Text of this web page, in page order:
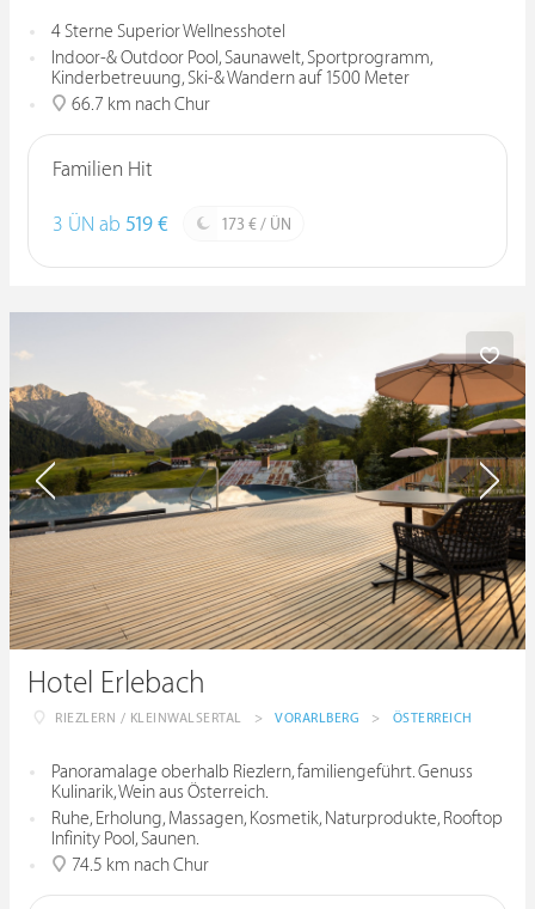
4 Sterne Superior Wellnesshotel
Indoor-& Outdoor Pool, Saunawelt, Sportprogramm,
Kinderbetreuung, Ski-& Wandern auf 1500 Meter
66.7 km nach Chur
Familien Hit
3 ÜN ab 519 € 173 € / ÜN
Hotel Erlebach
RIEZLERN / KLEINWALSERTAL > VORARLBERG > ÖSTERREICH
Panoramalage oberhalb Riezlern, familiengeführt. Genuss
Kulinarik, Wein aus Österreich.
Ruhe, Erholung, Massagen, Kosmetik, Naturprodukte, Rooftop
Infinity Pool, Saunen.
74.5 km nach Chur